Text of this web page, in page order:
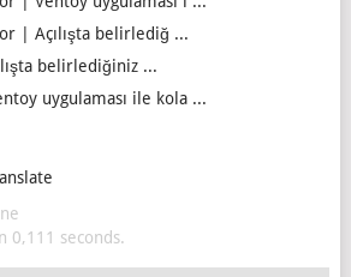
| Açılışta belirlediğ ...
belirlediğiniz ...
uygulaması ile kola ...
0,111 seconds.